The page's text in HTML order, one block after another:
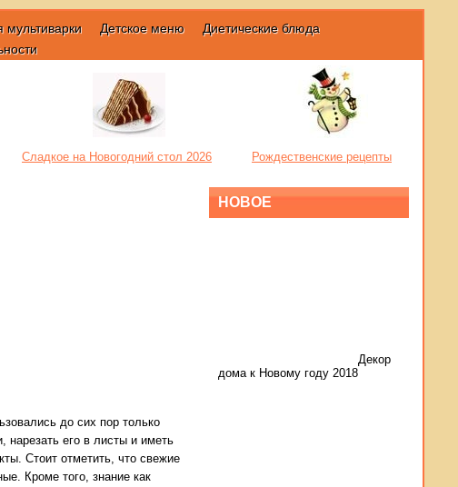
мультиварки Детское меню
Диетические блюда
Сладкое на Новогодний стол 2026 Рождественские рецепты
до сих пор только
нарезать его в листы и иметь
Стоит отметить, что свежие
Кроме того, знание как
НОВОЕ
Декор
дома к Новому году 2018